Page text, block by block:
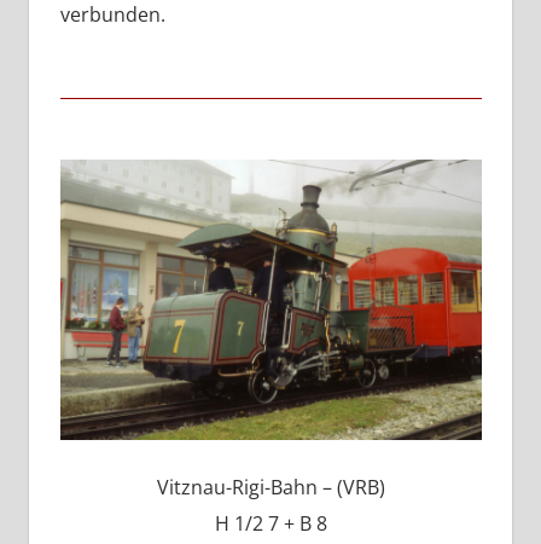
verbunden.
Vitznau-Rigi-Bahn – (VRB)
H 1/2 7 + B 8